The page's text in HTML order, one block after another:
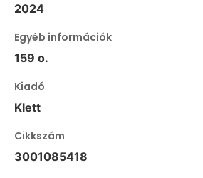
2024
Egyéb információk
159 o.
Kiadó
Klett
Cikkszám
3001085418